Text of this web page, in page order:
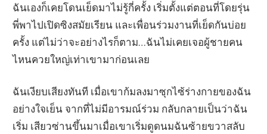
ฉันเองก็เคยโดนเย็ดมาไม่รู้กี่ครั้ง เริ่มตั้งแต่ตอนที่โดยรุ่น
พี่พาไปเปิดซิงสมัยเรียน และเพื่อนร่วมงานที่เย็ดกันบ่อย
ครั้ง แต่ไม่ว่าจะอย่างไรก็ตาม…ฉันไม่เคยเจอผู้ชายคน
ไหนควยใหญ่เท่าเขามาก่อนเลย
ฉันเงียบเสียงทันที เมื่อเขาก้มลงมาซุกไซ้ร่างกายของฉัน
อย่างใจเย็น จากที่ไม่มีอารมณ์ร่วม กลับกลายเป็นว่าฉัน
เริ่ม เสียวซ่านขึ้นมาเมื่อเขาเริ่มดูดนมฉันซ้ายขวาสลับ